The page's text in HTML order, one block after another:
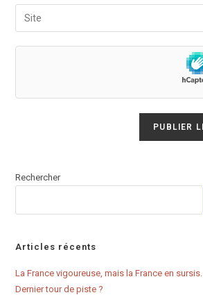
comment
email
address
Saisir
l’URL
de
(facultatif)
Rechercher
Articles récents
La France vigoureuse, mais la France en sursis.
Dernier tour de piste ?